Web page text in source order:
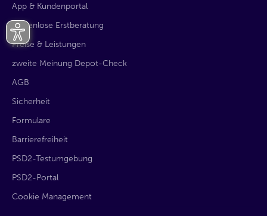
App & Kundenportal
kostenlose Erstberatung
Preise & Leistungen
zweite Meinung Depot-Check
AGB
Sicherheit
Formulare
Barrierefreiheit
PSD2-Testumgebung
PSD2-Portal
Cookie Management